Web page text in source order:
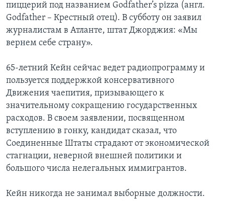
пиццерий под названием Godfather’s pizza (англ.
Godfather – Крестный отец). В субботу он заявил
журналистам в Атланте, штат Джорджия: «Мы
вернем себе страну».
65-летний Кейн сейчас ведет радиопрограмму и
пользуется поддержкой консервативного
Движения чаепития, призывающего к
значительному сокращению государственных
расходов. В своем заявлении, посвященном
вступлению в гонку, кандидат сказал, что
Соединенные Штаты страдают от экономической
стагнации, неверной внешней политики и
большого числа нелегальных иммигрантов.
Кейн никогда не занимал выборные должности.